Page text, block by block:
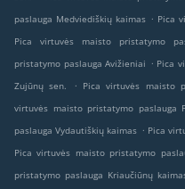
paslauga Medviediškių kaimas . Pica
Pica virtuvės maisto pristatymo
pristatymo paslauga Avižieniai . Pica
Zujūnų sen.
. Pica virtuvės maisto
virtuvės maisto pristatymo paslauga
paslauga Vydautiškių kaimas . Pica
Pica virtuvės maisto pristatymo
pristatymo paslauga Kriaučiūnų